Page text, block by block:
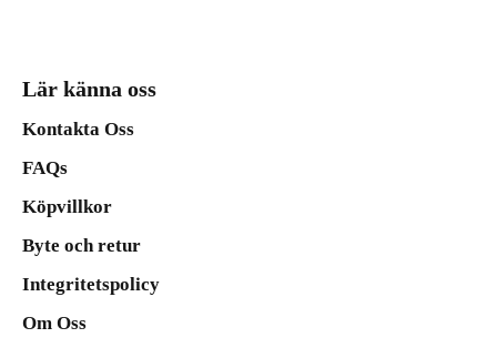
Lär känna oss
Kontakta Oss
FAQs
Köpvillkor
Byte och retur
Integritetspolicy
Om Oss